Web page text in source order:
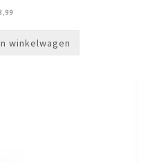
winkelwagen